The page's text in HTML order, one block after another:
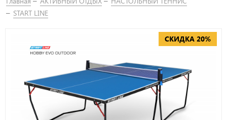
START LINE
СКИДКА 20%